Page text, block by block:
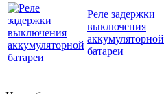
Реле задержки
выключения
аккумуляторной
батареи